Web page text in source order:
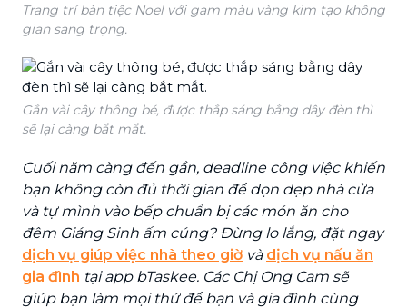
Trang trí bàn tiệc Noel với gam màu vàng kim tạo không
gian sang trọng.
Gắn vài cây thông bé, được thắp sáng bằng dây đèn thì
sẽ lại càng bắt mắt.
Cuối năm càng đến gần, deadline công việc khiến
bạn không còn đủ thời gian để dọn dẹp nhà cửa
và tự mình vào bếp chuẩn bị các món ăn cho
đêm Giáng Sinh ấm cúng? Đừng lo lắng, đặt ngay
dịch vụ giúp việc nhà theo giờ và dịch vụ nấu ăn
gia đình tại app bTaskee. Các Chị Ong Cam sẽ
giúp bạn làm mọi thứ để bạn và gia đình cùng